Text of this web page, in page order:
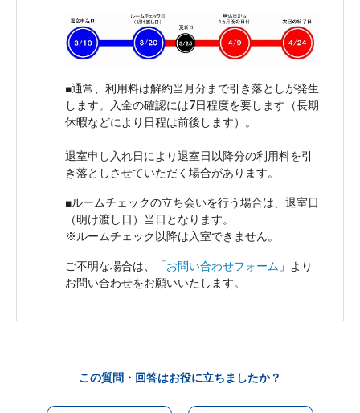
■通常、利用料は解約当月分まで引き落としが発生
します。入金の確認には7日程度を要します（長期
休暇などにより日程は前後します）。
退室申し入れ日により退室日以降分の利用料を引
■ルームチェックの立ち会いを行う場合は、退室日
（明け渡し日）当日となります。
ご不明な場合は、「お問い合わせフォーム 」より
お問い合わせをお願いいたします。
この質問・回答はお役に立ちましたか？